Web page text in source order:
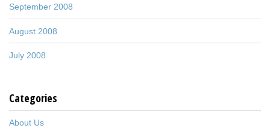
September 2008
August 2008
July 2008
Categories
About Us